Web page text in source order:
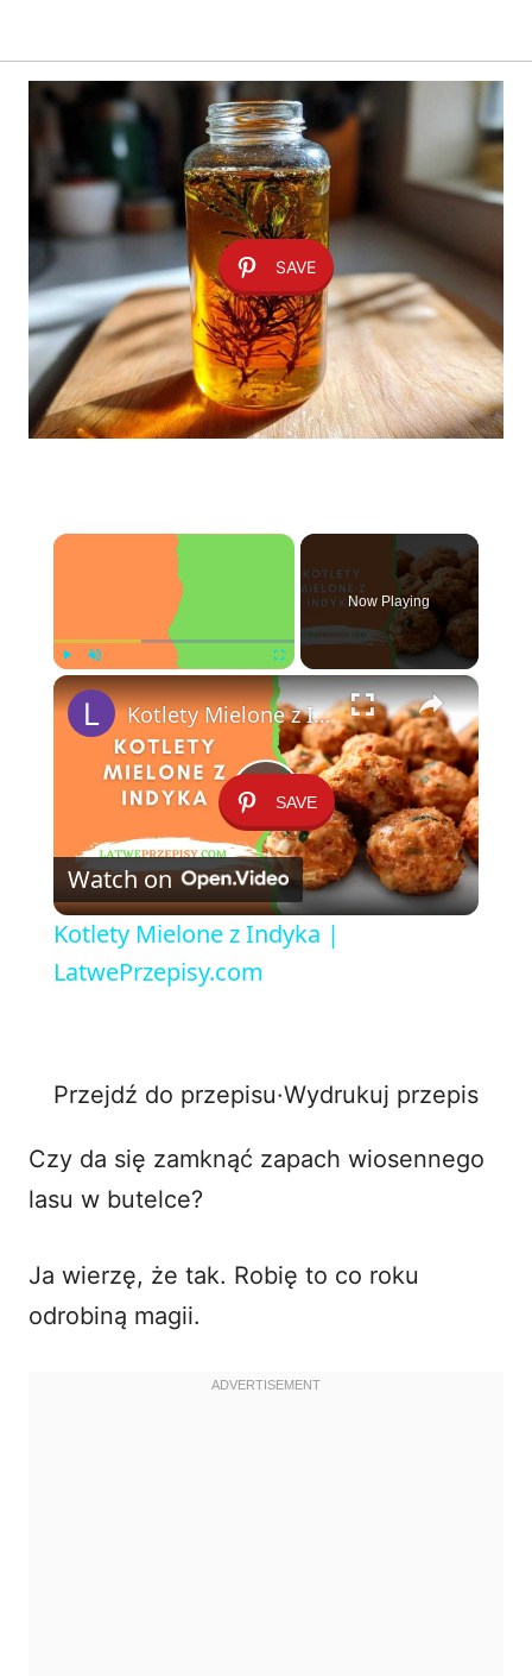
SAVE
×
Play Fullscreen
Now Playing
×
SAVE
P
l
V
d
o
Kotlety Mielone z Indyka | LatwePrzepisy.com
Watch on
Kotlety Mielone z Indyka |
LatwePrzepisy.com
Przejdź do przepisu·Wydrukuj przepis
Czy da się zamknąć zapach wiosennego
lasu w butelce?
Ja wierzę, że tak. Robię to co roku
odrobiną magii.